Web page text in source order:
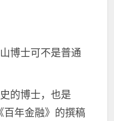
博士可不是普通
的博士，也是
百年金融》的撰稿